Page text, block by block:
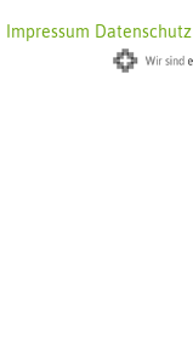
Impressum Datenschutz